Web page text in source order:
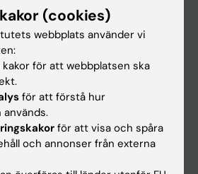
(cookies)
webbplats använder vi
kakor för att webbplatsen ska
för att förstå hur
för att visa och spåra
och annonser från externa